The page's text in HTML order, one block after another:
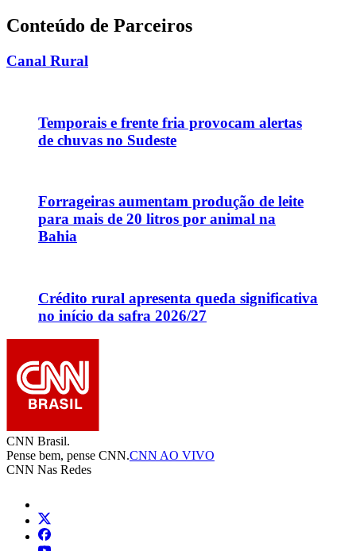
Conteúdo de Parceiros
Canal Rural
Temporais e frente fria provocam alertas
de chuvas no Sudeste
Forrageiras aumentam produção de leite
para mais de 20 litros por animal na
Bahia
Crédito rural apresenta queda significativa
no início da safra 2026/27
CNN Brasil.
Pense bem, pense CNN.CNN AO VIVO
CNN Nas Redes